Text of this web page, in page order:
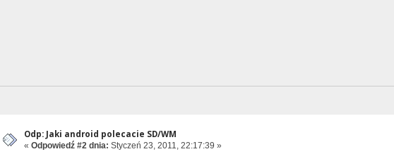
Odp: Jaki android polecacie SD/WM
« Odpowiedź #2 dnia: Styczeń 23, 2011, 22:17:39 »